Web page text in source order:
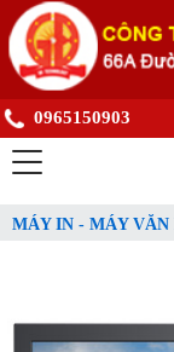
0965150903
MÁY IN - MÁY